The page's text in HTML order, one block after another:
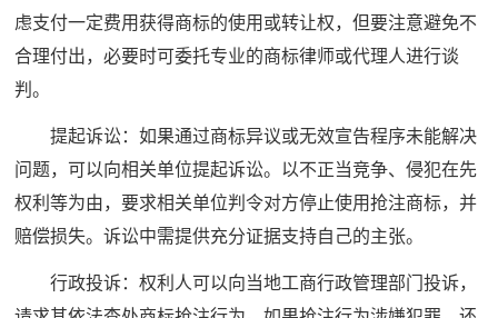
虑支付一定费用获得商标的使用或转让权，但要注意避免不
合理付出，必要时可委托专业的商标律师或代理人进行谈
判。
提起诉讼：如果通过商标异议或无效宣告程序未能解决
问题，可以向相关单位提起诉讼。以不正当竞争、侵犯在先
权利等为由，要求相关单位判令对方停止使用抢注商标，并
赔偿损失。诉讼中需提供充分证据支持自己的主张。
行政投诉：权利人可以向当地工商行政管理部门投诉，